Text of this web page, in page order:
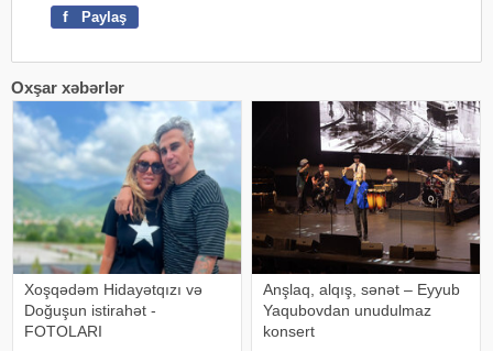
f Paylaş
Oxşar xəbərlər
Xoşqədəm Hidayətqızı və
Doğuşun istirahət -
FOTOLARI
Anşlaq, alqış, sənət – Eyyub
Yaqubovdan unudulmaz
konsert